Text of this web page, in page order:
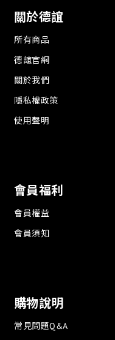
關於德誼
所有商品
德誼官網
關於我們
隱私權政策
使用聲明
會員福利
會員權益
會員須知
購物說明
常見問題Q&A